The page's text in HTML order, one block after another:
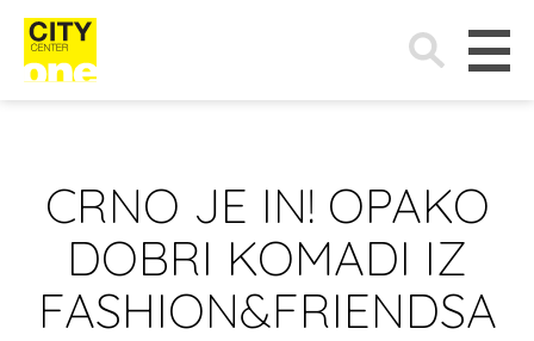
Search
for:
CRNO JE IN! OPAKO
DOBRI KOMADI IZ
FASHION&FRIENDSA